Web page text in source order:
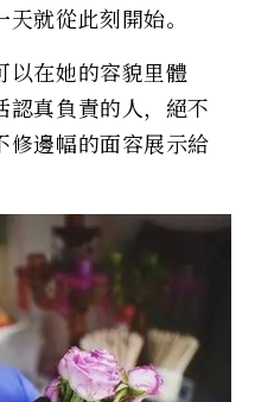
就從此刻開始。
以在她的容貌里體
認真負責的人，絕不
修邊幅的面容展示給